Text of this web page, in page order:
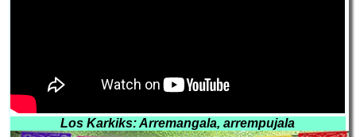
Los Karkiks: Arremangala, arrempujala